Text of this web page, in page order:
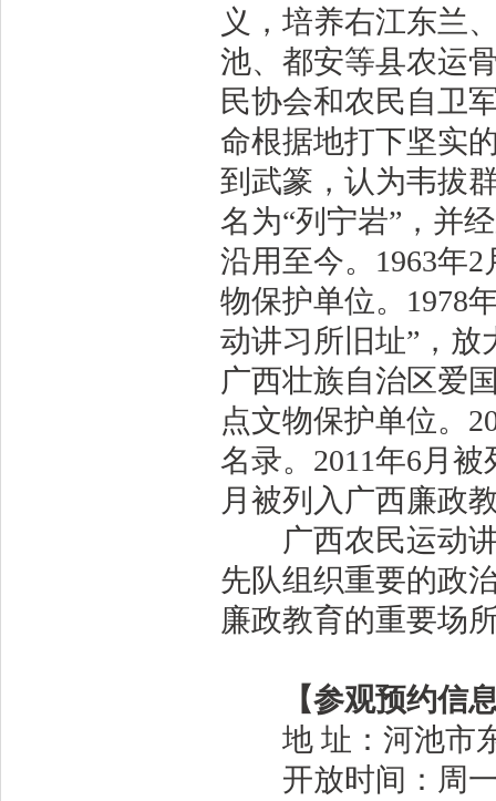
义，培养右江东兰
池、都安等县农运
民协会和农民自卫
命根据地打下坚实
到武篆，认为韦拔
名为“列宁岩”，并
沿用至今。1963年
物保护单位。1978
动讲习所旧址”，放
广西壮族自治区爱
点文物保护单位。
名录。2011年6月
月被列入广西廉政
广西农民运动讲
先队组织重要的政
廉政教育的重要场
【参观预约信
地 址：河池市东
开放时间：周一